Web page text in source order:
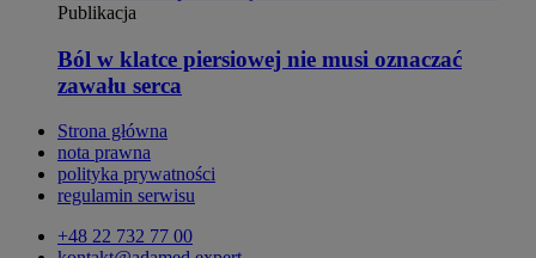
Publikacja
Ból w klatce piersiowej nie musi oznaczać
zawału serca
Strona główna
nota prawna
polityka prywatności
regulamin serwisu
+48 22 732 77 00